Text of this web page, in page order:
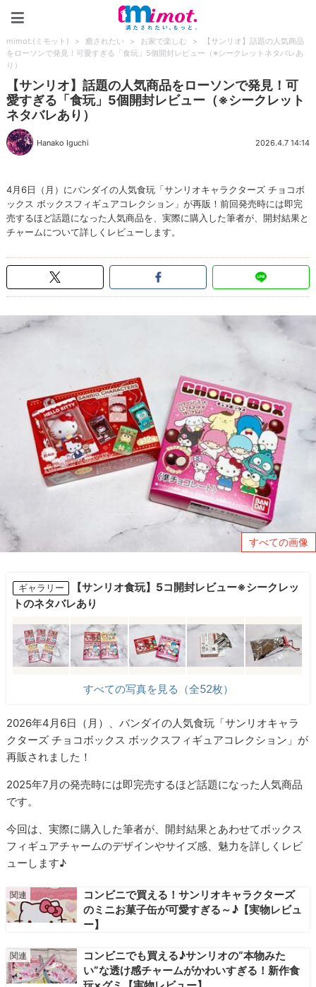
mimot.(ミモット) > 癒されたい > お家で楽しむ >
【サンリオ】話題の人気商品
をローソンで発見！可愛すぎる「食玩」5個開封レビュー（※シークレットネタバレあ
り）
【サンリオ】話題の人気商品をローソンで発見！可
愛すぎる「食玩」5個開封レビュー（※シークレット
ネタバレあり）
Hanako Iguchi 2026.4.7 14:14
4月6日（月）にバンダイの人気食玩「サンリオキャラクターズ チョコボ
ックス ボックスフィギュアコレクション」が再販！前回発売時には即完
売するほど話題になった人気商品を、実際に購入した筆者が、開封結果と
チャームについて詳しくレビューします。
すべての画像
ギャラリー
【サンリオ食玩】5コ開封レビュー※シークレッ
トのネタバレあり
すべての写真を見る（全52枚）
2026年4月6日（月）、バンダイの人気食玩「サンリオキャラ
クターズ チョコボックス ボックスフィギュアコレクション」が
再販されました！
2025年7月の発売時には即完売するほど話題になった人気商品
です。
今回は、実際に購入した筆者が、開封結果とあわせてボックス
フィギュアチャームのデザインやサイズ感、魅力を詳しくレビ
ューします♪
コンビニで買える！サンリオキャラクターズ
のミニお菓子缶が可愛すぎる～♪【実物レビュ
ー】
コンビニでも買える♪サンリオの“本物みた
い”な透け感チャームがかわいすぎる！新作食